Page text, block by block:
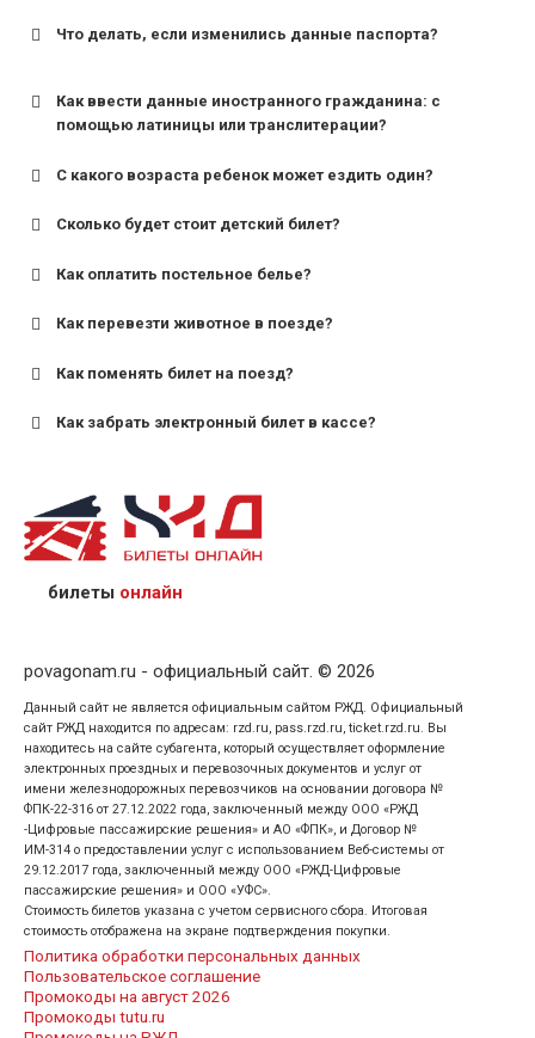
Что делать, если изменились данные паспорта?
Как ввести данные иностранного гражданина: с
помощью латиницы или транслитерации?
С какого возраста ребенок может ездить один?
для поездов дальнего следования — от 10 лет и
для пригородных поездов — от 7 лет.
Сколько будет стоит детский билет?
Как оплатить постельное белье?
Как перевезти животное в поезде?
Как поменять билет на поезд?
Как забрать электронный билет в кассе?
назвав кассиру 14-значный номер заказа;
предъявив удостоверение личности пассажира, на
кого оформлен билет.
билеты онлайн
povagonam.ru - официальный сайт. © 2026
Данный сайт не является официальным сайтом РЖД. Официальный
сайт РЖД находится по адресам: rzd.ru, pass.rzd.ru, ticket.rzd.ru. Вы
находитесь на сайте субагента, который осуществляет оформление
электронных проездных и перевозочных документов и услуг от
имени железнодорожных перевозчиков на основании договора №
ФПК-22-316 от 27.12.2022 года, заключенный между ООО «РЖД
-Цифровые пассажирские решения» и АО «ФПК», и Договор №
ИМ-314 о предоставлении услуг с использованием Веб-системы от
29.12.2017 года, заключенный между ООО «РЖД-Цифровые
пассажирские решения» и ООО «УФС».
Стоимость билетов указана с учетом сервисного сбора. Итоговая
стоимость отображена на экране подтверждения покупки.
Политика обработки персональных данных
Пользовательское соглашение
Промокоды на август 2026
Промокоды tutu.ru